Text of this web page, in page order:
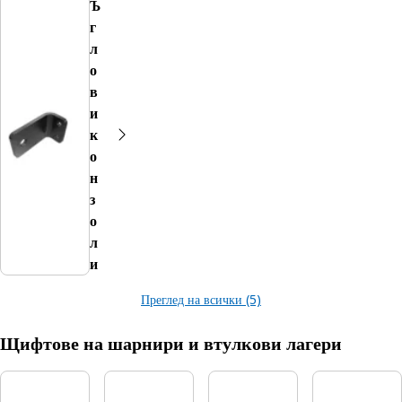
Ъ
г
л
о
в
и
к
о
н
з
о
л
и
Преглед на всички (5)
Щифтове на шарнири и втулкови лагери